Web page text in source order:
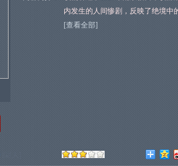
内发生的人间惨剧，反映了绝境中
[查看全部]